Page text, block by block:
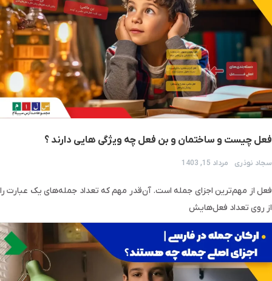
فعل چیست و ساختمان و بن فعل چه ویژگی هایی دارند ؟
سجاد نوذری مرداد 15, 1403
فعل از مهم‌ترین اجزای جمله است. آن‌قدر مهم که تعداد جمله‌های یک عبارت را
از روی تعداد فعل‌هایش